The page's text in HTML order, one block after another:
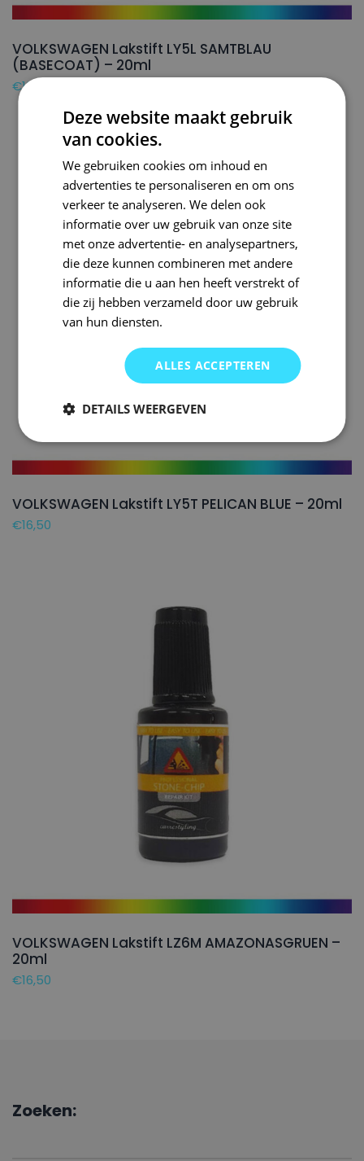
VOLKSWAGEN Lakstift LY5L SAMTBLAU
(BASECOAT) – 20ml
€16,50
VOLKSWAGEN Lakstift LY5T PELICAN BLUE – 20ml
€16,50
VOLKSWAGEN Lakstift LZ6M AMAZONASGRUEN –
20ml
€16,50
Zoeken:
Deze website maakt gebruik
van cookies.
We gebruiken cookies om inhoud en
advertenties te personaliseren en om ons
verkeer te analyseren. We delen ook
informatie over uw gebruik van onze site
met onze advertentie- en analysepartners,
die deze kunnen combineren met andere
informatie die u aan hen heeft verstrekt of
die zij hebben verzameld door uw gebruik
van hun diensten.
ALLES ACCEPTEREN
DETAILS WEERGEVEN